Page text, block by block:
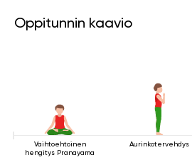
Oppitunnin kaavio
Vaihtoehtoinen
hengitys Pranayama
Aurinkotervehdys